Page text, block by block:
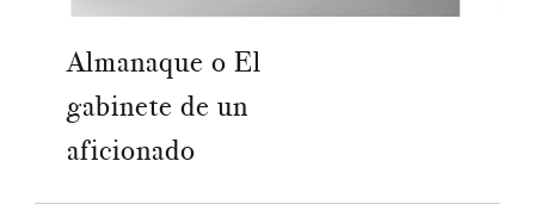
Almanaque o El
gabinete de un
aficionado